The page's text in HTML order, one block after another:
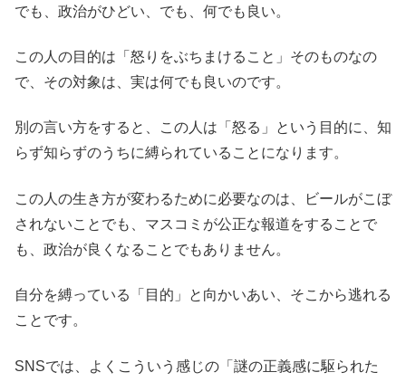
でも、政治がひどい、でも、何でも良い。
この人の目的は「怒りをぶちまけること」そのものなの
で、その対象は、実は何でも良いのです。
別の言い方をすると、この人は「怒る」という目的に、知
らず知らずのうちに縛られていることになります。
この人の生き方が変わるために必要なのは、ビールがこぼ
されないことでも、マスコミが公正な報道をすることで
も、政治が良くなることでもありません。
自分を縛っている「目的」と向かいあい、そこから逃れる
ことです。
SNSでは、よくこういう感じの「謎の正義感に駆られた